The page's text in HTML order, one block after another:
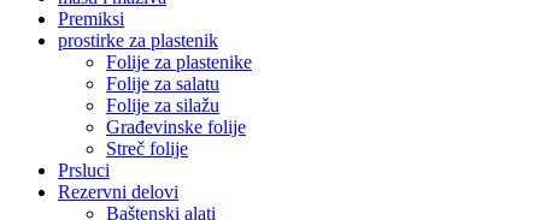
Premiksi
prostirke za plastenik
Folije za plastenike
Folije za salatu
Folije za silažu
Građevinske folije
Streč folije
Prsluci
Rezervni delovi
Baštenski alati